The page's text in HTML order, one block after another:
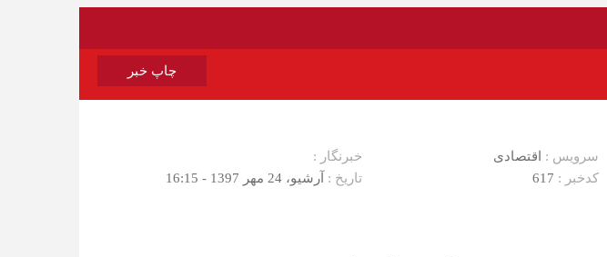
چاپ خبر
سرویس : اقتصادی
خبرنگار :
کدخبر : 617 تاریخ : آرشیو، 24 مهر 1397 - 16:15